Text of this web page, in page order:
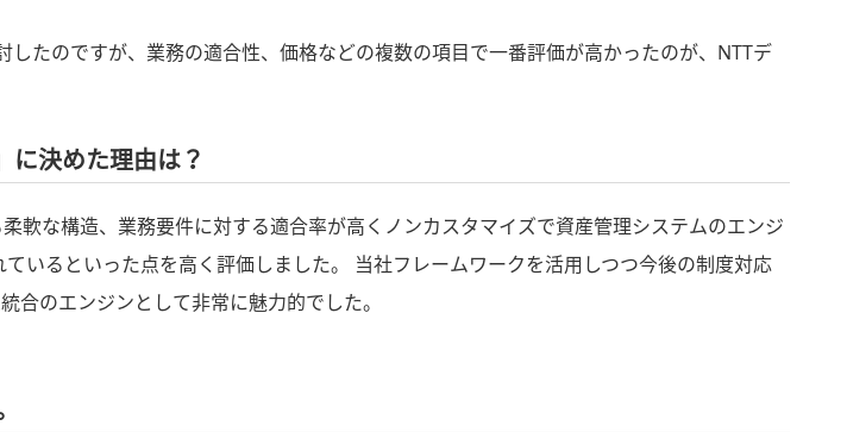
たのですが、業務の適合性、価格などの複数の項目で一番評価が高かったのが、NTTデ
決めた理由は？
軟な構造、業務要件に対する適合率が高くノンカスタマイズで資産管理システムのエンジ
いるといった点を高く評価しました。 当社フレームワークを活用しつつ今後の制度対応
のエンジンとして非常に魅力的でした。